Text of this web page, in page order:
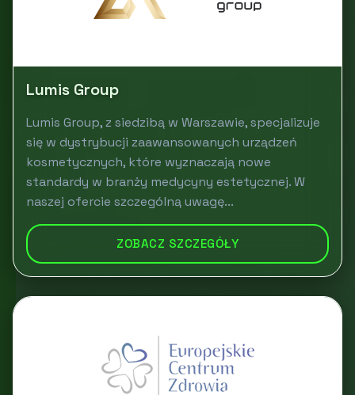
Lumis Group
Lumis Group, z siedzibą w Warszawie, specjalizuje
się w dystrybucji zaawansowanych urządzeń
kosmetycznych, które wyznaczają nowe
standardy w branży medycyny estetycznej. W
naszej ofercie szczególną uwagę...
ZOBACZ SZCZEGÓŁY